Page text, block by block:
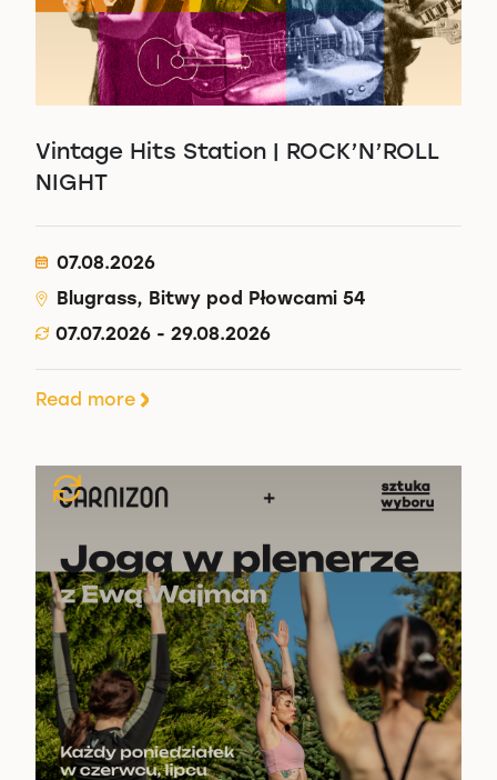
Vintage Hits Station | ROCK’N’ROLL
NIGHT
07.08.2026
Blugrass, Bitwy pod Płowcami 54
07.07.2026 - 29.08.2026
Read more